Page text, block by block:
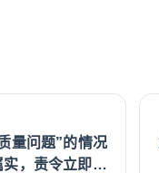
量问题”的情况
，责令立即整